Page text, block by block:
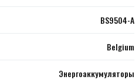
BS9504-A
Belgium
Энергоаккумуляторы